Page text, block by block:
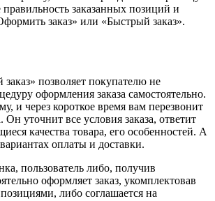
правильность заказанных позиций и
заказ» или «Быстрый заказ».
позволяет покупателю не
оформления заказа самостоятельно.
и через короткое время вам перезвонит
уточнит все условия заказа, ответит
качества товара, его особенностей. А
оплаты и доставки.
пользователь либо, получив
оформляет заказ, укомплектовав
либо соглашается на